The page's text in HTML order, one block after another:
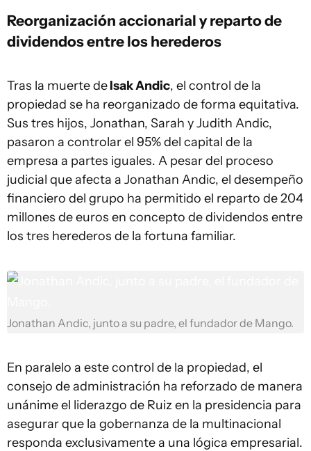
Reorganización accionarial y reparto de
dividendos entre los herederos
Tras la muerte deIsak Andic, el control de la
propiedad se ha reorganizado de forma equitativa.
Sus tres hijos, Jonathan, Sarah y Judith Andic,
pasaron a controlar el 95% del capital de la
empresa a partes iguales. A pesar del proceso
judicial que afecta a Jonathan Andic, el desempeño
financiero del grupo ha permitido el reparto de 204
millones de euros en concepto de dividendos entre
los tres herederos de la fortuna familiar.
Jonathan Andic, junto a su padre, el fundador de Mango.
En paralelo a este control de la propiedad, el
consejo de administración ha reforzado de manera
unánime el liderazgo de Ruiz en la presidencia para
asegurar que la gobernanza de la multinacional
responda exclusivamente a una lógica empresarial.